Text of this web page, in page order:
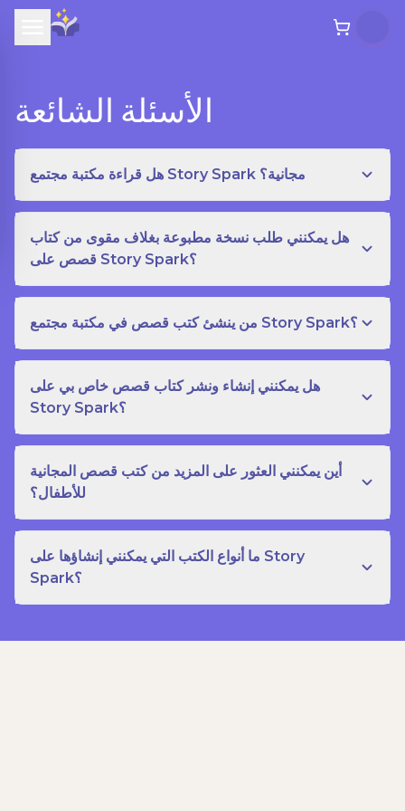
الأسئلة الشائعة
هل قراءة مكتبة مجتمع Story Spark مجانية؟
هل يمكنني طلب نسخة مطبوعة بغلاف مقوى من كتاب
قصص على Story Spark؟
من ينشئ كتب قصص في مكتبة مجتمع Story Spark؟
هل يمكنني إنشاء ونشر كتاب قصص خاص بي على
Story Spark؟
أين يمكنني العثور على المزيد من كتب قصص المجانية
للأطفال؟
ما أنواع الكتب التي يمكنني إنشاؤها على Story
Spark؟